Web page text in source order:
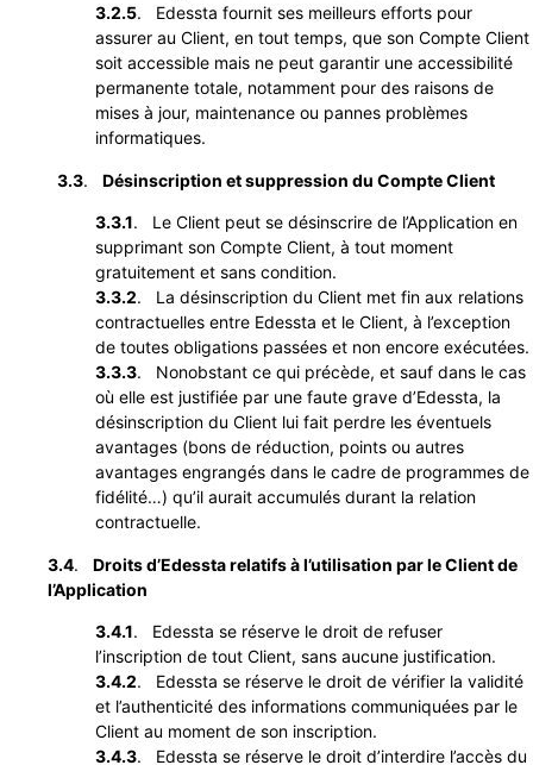
3.2.5. Edessta fournit ses meilleurs efforts pour
assurer au Client, en tout temps, que son Compte Client
soit accessible mais ne peut garantir une accessibilité
permanente totale, notamment pour des raisons de
mises à jour, maintenance ou pannes problèmes
informatiques.
3.3. Désinscription et suppression du Compte Client
3.3.1. Le Client peut se désinscrire de l’Application en
supprimant son Compte Client, à tout moment
gratuitement et sans condition.
3.3.2. La désinscription du Client met fin aux relations
contractuelles entre Edessta et le Client, à l’exception
de toutes obligations passées et non encore exécutées.
3.3.3. Nonobstant ce qui précède, et sauf dans le cas
où elle est justifiée par une faute grave d’Edessta, la
désinscription du Client lui fait perdre les éventuels
avantages (bons de réduction, points ou autres
avantages engrangés dans le cadre de programmes de
fidélité…) qu’il aurait accumulés durant la relation
contractuelle.
3.4. Droits d’Edessta relatifs à l’utilisation par le Client de
l’Application
3.4.1. Edessta se réserve le droit de refuser
l’inscription de tout Client, sans aucune justification.
3.4.2. Edessta se réserve le droit de vérifier la validité
et l’authenticité des informations communiquées par le
Client au moment de son inscription.
3.4.3. Edessta se réserve le droit d’interdire l’accès du